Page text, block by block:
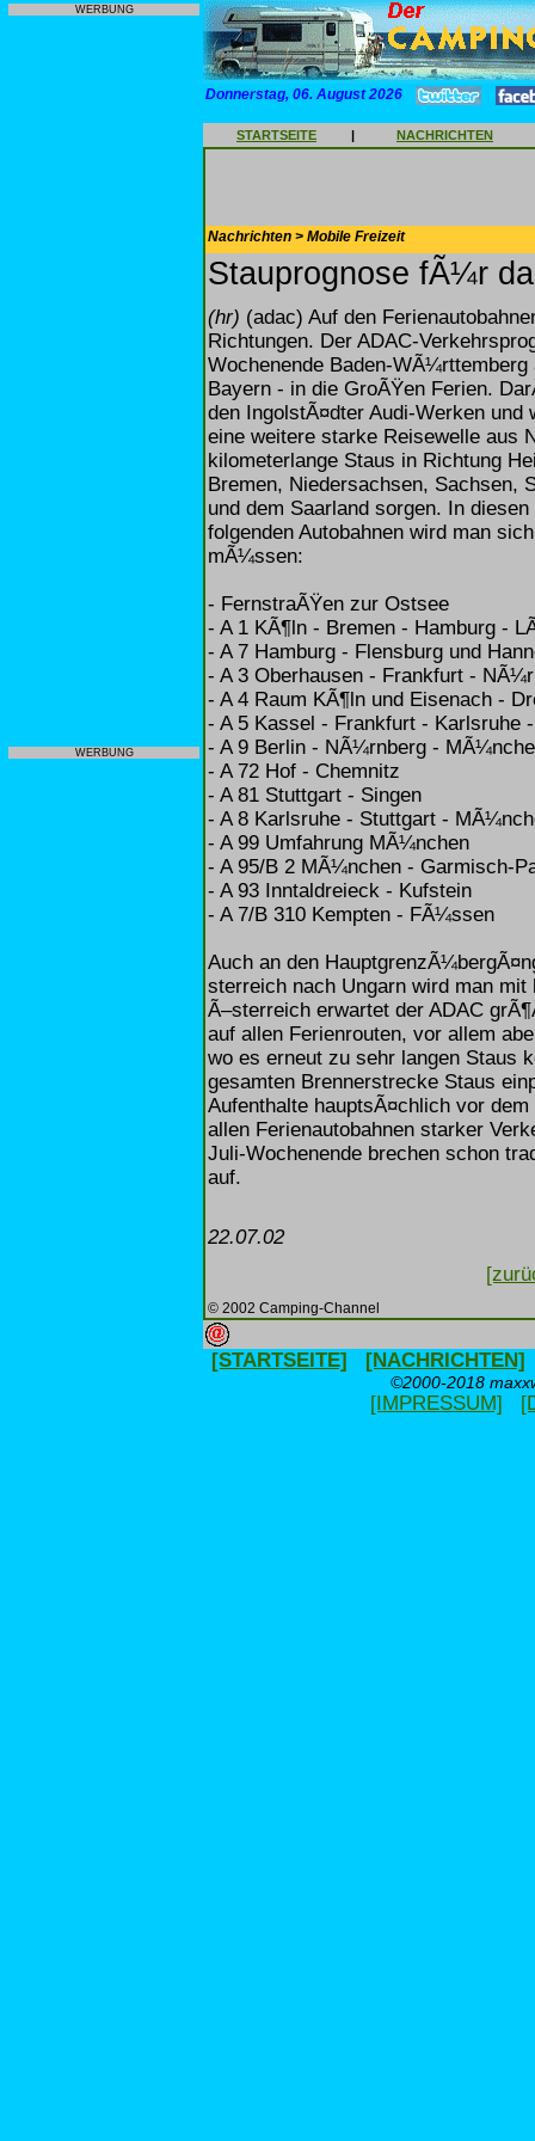
WERBUNG
WERBUNG
Donnerstag, 06. August 2026
STARTSEITE | NACHRICHTEN
Nachrichten > Mobile Freizeit
Stauprognose fÃ¼r
(hr) (adac) Auf den
Richtungen. Der ADAC-
Wochenende Baden-
Bayern - in die GroÃŸen Ferien.
den IngolstÃ¤dter Audi-Werken
eine weitere starke Reisewelle aus
kilometerlange Staus in Richtung
Bremen, Niedersachsen, Sachsen,
und dem Saarland sorgen. In
folgenden Autobahnen wird man
mÃ¼ssen:
- FernstraÃŸen zur Ostsee
- A 1 KÃ¶ln - Bremen - Hamburg -
- A 7 Hamburg - Flensburg und
- A 3 Oberhausen - Frankfurt -
- A 4 Raum KÃ¶ln und Eisenach -
- A 5 Kassel - Frankfurt - Karlsruhe
- A 9 Berlin - NÃ¼rnberg -
- A 72 Hof - Chemnitz
- A 81 Stuttgart - Singen
- A 8 Karlsruhe - Stuttgart -
- A 99 Umfahrung MÃ¼nchen
- A 95/B 2 MÃ¼nchen - Garmisch-
- A 93 Inntaldreieck - Kufstein
- A 7/B 310 Kempten - FÃ¼ssen
Auch an den
sterreich nach Ungarn wird man
Ã–sterreich erwartet der ADAC
auf allen Ferienrouten, vor allem
wo es erneut zu sehr langen Staus
gesamten Brennerstrecke Staus
Aufenthalte hauptsÃ¤chlich vor
allen Ferienautobahnen starker
Juli-Wochenende brechen schon
auf.
22.07.02
© 2002 Camping-Channel
[STARTSEITE] [NACHRICHTEN]
©2000-2018
[IMPRESSUM]